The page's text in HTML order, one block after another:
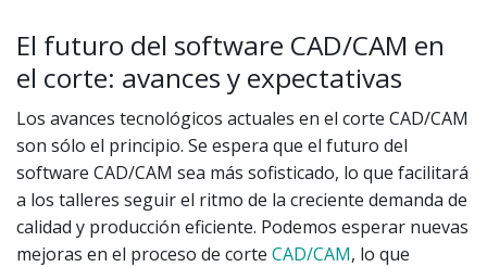
El futuro del software CAD/CAM en
el corte: avances y expectativas
Los avances tecnológicos actuales en el corte CAD/CAM
son sólo el principio. Se espera que el futuro del
software CAD/CAM sea más sofisticado, lo que facilitará
a los talleres seguir el ritmo de la creciente demanda de
calidad y producción eficiente. Podemos esperar nuevas
mejoras en el proceso de corte CAD/CAM, lo que